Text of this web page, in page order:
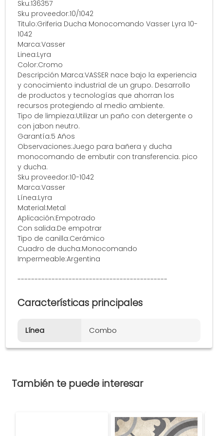
Sku:136357
Sku proveedor:10/1042
Titulo:Griferia Ducha Monocomando Vasser Lyra 10-
1042
Marca:Vasser
Linea:Lyra
Color:Cromo
Descripción Marca:VASSER nace bajo la experiencia
y conocimiento industrial de un grupo. Desarrollo
de productos y tecnologías que ahorran los
recursos protegiendo al medio ambiente.
Tipo de limpieza:Utilizar un paño con detergente o
con jabon neutro.
Garantía:5 Años
Observaciones:Juego para bañera y ducha
monocomando de embutir con transferencia. pico
y ducha.
Sku proveedor:10-1042
Marca:Vasser
Línea:Lyra
Material:Metal
Aplicación:Empotrado
Con salida:De empotrar
Tipo de canilla:Cerámico
Cuadro de ducha:Monocomando
Impermeable:Argentina
--------------------------------------------
Características principales
Línea Combo
También te puede interesar